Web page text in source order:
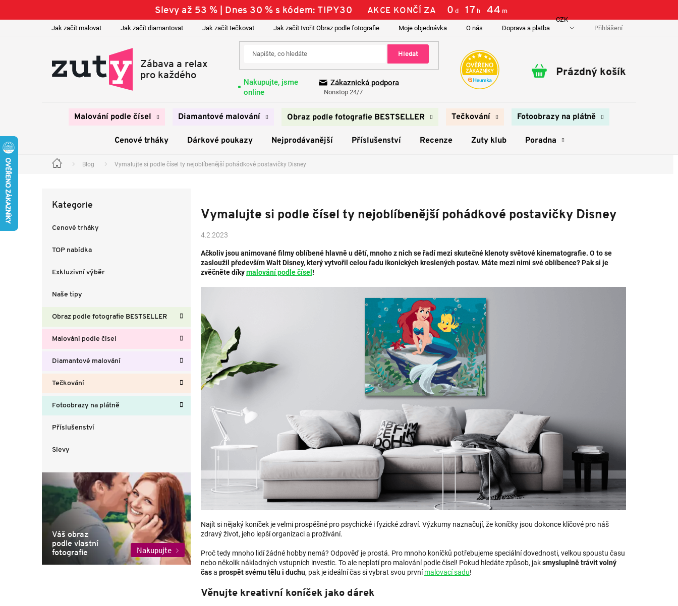
Slevy až 53 % | Dnes 30 % s kódem: TIPY30 AKCE KONČÍ ZA 0 d 17 h 44 m
Jak začít malovat Jak začít diamantovat Jak začít tečkovat Jak začít tvořit Obraz podle fotografie Moje objednávka O nás Doprava a platba Kontakty
CZK
Přihlášení
Hledat
Nakupujte, jsme
online
Zákaznická podpora
Nonstop 24/7
Nákupní
Prázdný košík
Malování podle čísel Diamantové malování Obraz podle fotografie BESTSELLER Tečkování Fotoobrazy na plátně
Cenové trháky Dárkové poukazy Nejprodávanější Příslušenství Recenze Zuty klub Poradna
Domů Blog Vymalujte si podle čísel ty nejoblíbenější pohádkové postavičky Disney
kategorie
Kategorie
Cenové trháky
TOP nabídka
Exkluzivní výběr
Naše tipy
Obraz podle fotografie BESTSELLER
Malování podle čísel
Diamantové malování
Tečkování
Fotoobrazy na plátně
Příslušenství
Slevy
Váš obraz
podle vlastní
fotografie
Nakupujte
Vymalujte si podle čísel ty nejoblíbenější pohádkové postavičky Disney
4.2.2023
Ačkoliv jsou animované filmy oblíbené hlavně u dětí, mnoho z nich se řadí mezi skutečné klenoty světové kinematografie. O to se
zasloužil především Walt Disney, který vytvořil celou řadu ikonických kreslených postav. Máte mezi nimi své oblíbence? Pak si je
zvěčněte díkymalování podle čísel !
Najít si nějaký koníček je velmi prospěšné pro psychické i fyzické zdraví. Výzkumy naznačují, že koníčky jsou dokonce klíčové pro náš
zdravý život, jeho lepší organizaci a prožívání.
Proč tedy mnoho lidí žádné hobby nemá? Odpověď je prostá. Pro mnoho koníčků potřebujeme speciální dovednosti, velkou spoustu času
nebo několik nákladných vstupních investic. To ale neplatí pro malování podle čísel! Pokud hledáte způsob, jaksmysluplně trávit volný
časa prospět svému tělu i duchu, pak je ideální čas si vybrat svou prvnímalovací sadu!
Věnujte kreativní koníček jako dárek